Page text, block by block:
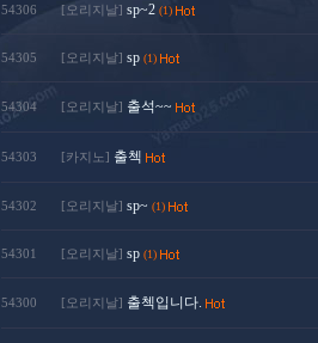
54306 [오리지날] sp~2 (1)
54305 [오리지날] sp (1)
54304 [오리지날] 출석~~
54303 [카지노] 출첵
54302 [오리지날] sp~ (1)
54301 [오리지날] sp (1)
54300 [오리지날] 출첵입니다.